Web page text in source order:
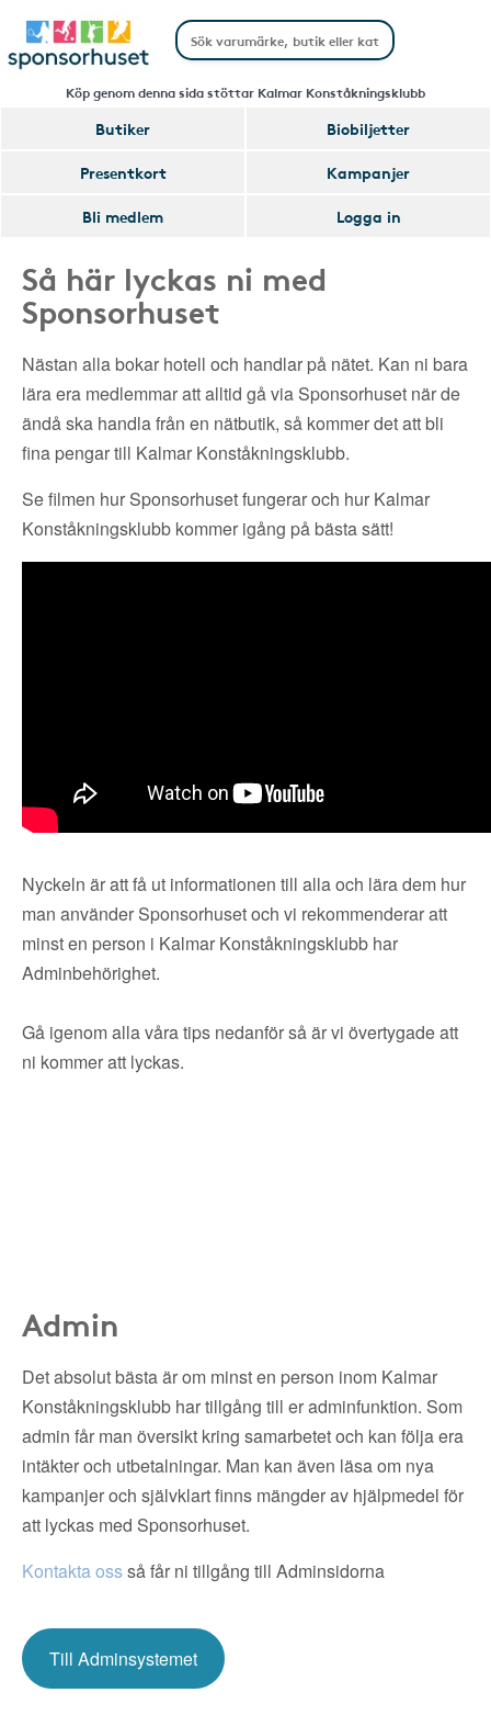
Köp genom denna sida stöttar Kalmar Konståkningsklubb
Butiker
Biobiljetter
Presentkort
Kampanjer
Bli medlem
Logga in
Så här lyckas ni med
Sponsorhuset
Nästan alla bokar hotell och handlar på nätet. Kan ni bara
lära era medlemmar att alltid gå via Sponsorhuset när de
ändå ska handla från en nätbutik, så kommer det att bli
fina pengar till Kalmar Konståkningsklubb.
Se filmen hur Sponsorhuset fungerar och hur Kalmar
Konståkningsklubb kommer igång på bästa sätt!
Nyckeln är att få ut informationen till alla och lära dem hur
man använder Sponsorhuset och vi rekommenderar att
minst en person i Kalmar Konståkningsklubb har
Adminbehörighet.
Gå igenom alla våra tips nedanför så är vi övertygade att
ni kommer att lyckas.
Admin
Det absolut bästa är om minst en person inom Kalmar
Konståkningsklubb har tillgång till er adminfunktion. Som
admin får man översikt kring samarbetet och kan följa era
intäkter och utbetalningar. Man kan även läsa om nya
kampanjer och självklart finns mängder av hjälpmedel för
att lyckas med Sponsorhuset.
Kontakta ossså får ni tillgång till Adminsidorna
Till Adminsystemet